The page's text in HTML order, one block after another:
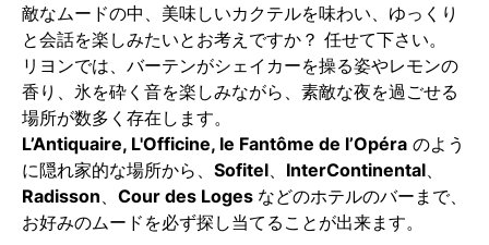
敵なムードの中、美味しいカクテルを味わい、ゆっくり
と会話を楽しみたいとお考えですか？ 任せて下さい。
リヨンでは、バーテンがシェイカーを操る姿やレモンの
香り、氷を砕く音を楽しみながら、素敵な夜を過ごせる
場所が数多く存在します。
L’Antiquaire, L'Officine, le Fantôme de l’Opéra のよう
に隠れ家的な場所から、 Sofitel、 InterContinental、
Radisson、 Cour des Loges などのホテルのバーまで、
お好みのムードを必ず探し当てることが出来ます。